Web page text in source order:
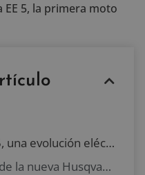
EE 5, la primera moto
Husqvarna EE 5, una evolución eléctrica en miniatura
Autonomía de la nueva Husqvarna EE 5